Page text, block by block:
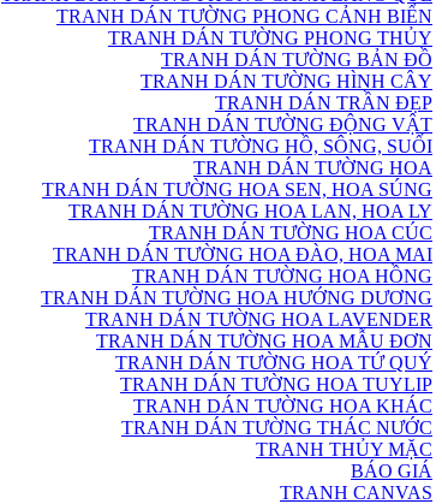
TRANH DÁN TƯỜNG PHONG CẢNH BIỂN
TRANH DÁN TƯỜNG PHONG THỦY
TRANH DÁN TƯỜNG BẢN ĐỒ
TRANH DÁN TƯỜNG HÌNH CÂY
TRANH DÁN TRẦN ĐẸP
TRANH DÁN TƯỜNG ĐỘNG VẬT
TRANH DÁN TƯỜNG HỒ, SÔNG, SUỐI
TRANH DÁN TƯỜNG HOA
TRANH DÁN TƯỜNG HOA SEN, HOA SÚNG
TRANH DÁN TƯỜNG HOA LAN, HOA LY
TRANH DÁN TƯỜNG HOA CÚC
TRANH DÁN TƯỜNG HOA ĐÀO, HOA MAI
TRANH DÁN TƯỜNG HOA HỒNG
TRANH DÁN TƯỜNG HOA HƯỚNG DƯƠNG
TRANH DÁN TƯỜNG HOA LAVENDER
TRANH DÁN TƯỜNG HOA MẪU ĐƠN
TRANH DÁN TƯỜNG HOA TỨ QUÝ
TRANH DÁN TƯỜNG HOA TUYLIP
TRANH DÁN TƯỜNG HOA KHÁC
TRANH DÁN TƯỜNG THÁC NƯỚC
TRANH THỦY MẶC
BÁO GIÁ
TRANH CANVAS